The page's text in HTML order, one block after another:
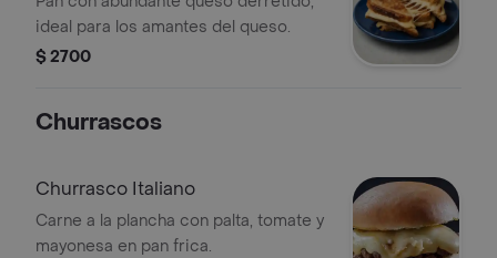
ideal para los amantes del queso.
$ 2700
Churrascos
Churrasco Italiano
Carne a la plancha con palta, tomate y
mayonesa en pan frica.